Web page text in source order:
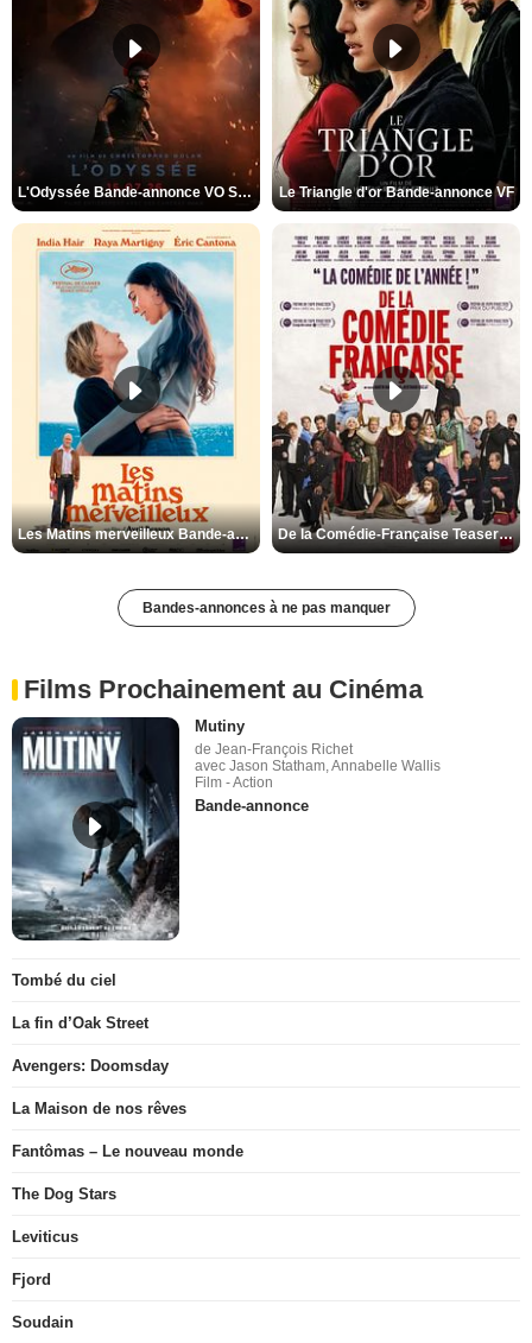
L'Odyssée Bande-annonce VO STFR Le Triangle d'or Bande-annonce VF
Les Matins merveilleux Bande-annonce VF De la Comédie-Française Teaser VF
Bandes-annonces à ne pas manquer
Films Prochainement au Cinéma
Mutiny
de Jean-François Richet
avec Jason Statham, Annabelle Wallis
Film - Action
Bande-annonce
Tombé du ciel
La fin d’Oak Street
Avengers: Doomsday
La Maison de nos rêves
Fantômas – Le nouveau monde
The Dog Stars
Leviticus
Fjord
Soudain